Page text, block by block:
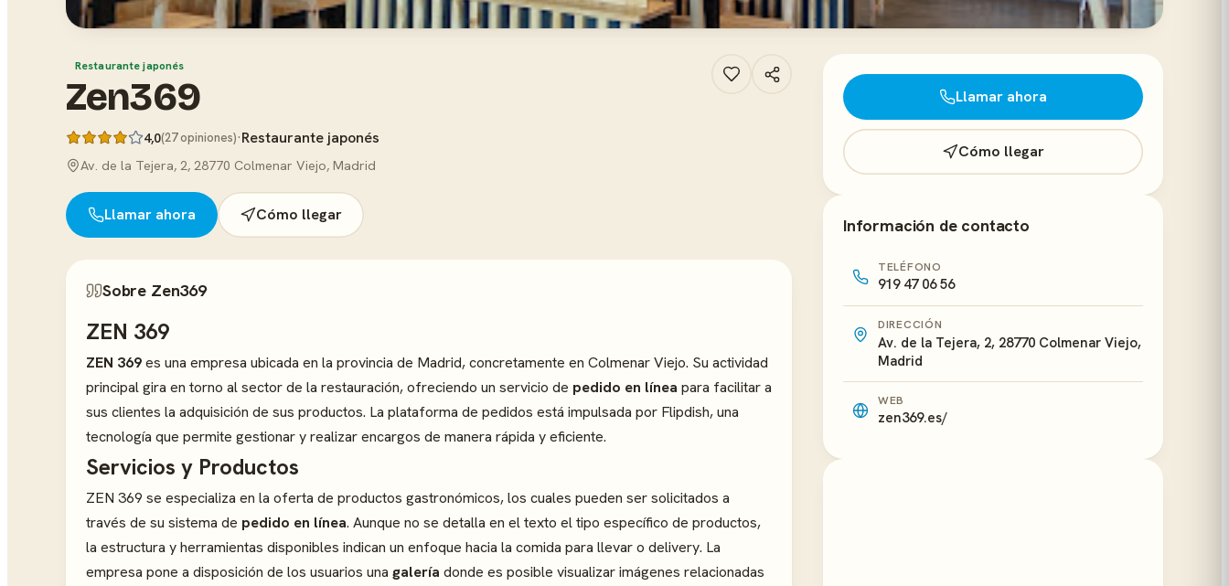
Restaurante japonés
Zen369
4,0(27 opiniones)·Restaurante japonés
Av. de la Tejera, 2, 28770 Colmenar Viejo, Madrid
Llamar ahora Cómo llegar
Sobre Zen369
ZEN 369
ZEN 369es una empresa ubicada en la provincia de Madrid, concretamente en Colmenar Viejo. Su actividad
principal gira en torno al sector de la restauración, ofreciendo un servicio de pedido en línea para facilitar a
sus clientes la adquisición de sus productos. La plataforma de pedidos está impulsada por Flipdish, una
tecnología que permite gestionar y realizar encargos de manera rápida y eficiente.
Servicios y Productos
ZEN 369 se especializa en la oferta de productos gastronómicos, los cuales pueden ser solicitados a
través de su sistema de pedido en línea. Aunque no se detalla en el texto el tipo específico de productos,
la estructura y herramientas disponibles indican un enfoque hacia la comida para llevar o delivery. La
empresa pone a disposición de los usuarios una galería donde es posible visualizar imágenes relacionadas
Llamar ahora
Cómo llegar
Información de contacto
TELÉFONO
919 47 06 56
DIRECCIÓN
Av. de la Tejera, 2, 28770 Colmenar Viejo,
Madrid
WEB
zen369.es/